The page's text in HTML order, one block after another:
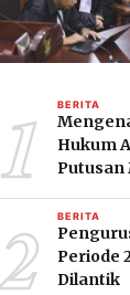
1 BERITA
Hukum
Putusan
2 BERITA
Periode
Dilantik